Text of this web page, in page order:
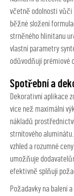
včetně odolnosti vůči
běžné složení
strněného hlinitanu
vlastní parametry
odůvodňují prémiové
Spotřební a
Dekorativní aplikace
více než maximální
nákladů
strnítového
vzhled a rozumné
umožňuje
efektivně splňují
Požadavky na balení